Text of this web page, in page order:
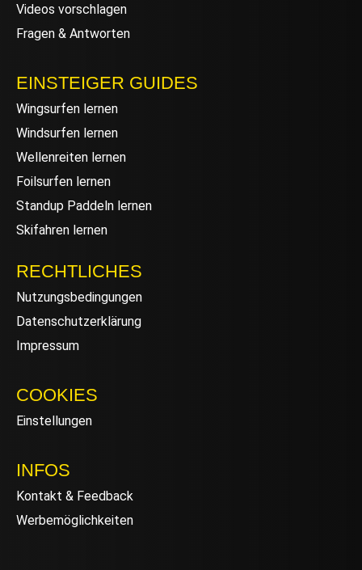
Videos vorschlagen
Fragen & Antworten
EINSTEIGER GUIDES
Wingsurfen lernen
Windsurfen lernen
Wellenreiten lernen
Foilsurfen lernen
Standup Paddeln lernen
Skifahren lernen
RECHTLICHES
Nutzungsbedingungen
Datenschutzerklärung
Impressum
COOKIES
Einstellungen
INFOS
Kontakt & Feedback
Werbemöglichkeiten